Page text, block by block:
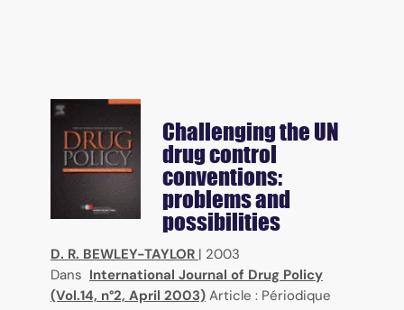
Challenging the UN
drug control
conventions:
problems and
possibilities
D. R. BEWLEY-TAYLOR | 2003
Dans International Journal of Drug Policy
(Vol.14, n°2, April 2003) Article : Périodique